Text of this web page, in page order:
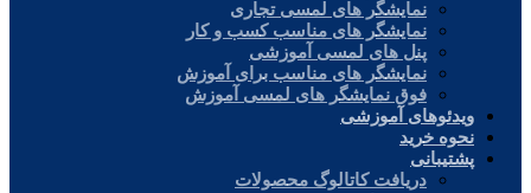
نمایشگر های لمسی تجاری
نمایشگر های مناسب کسب و کار
پنل های لمسی آموزشی
نمایشگر های مناسب برای آموزش
فوق نمایشگر های لمسی آموزش
ویدئوهای آموزشی
نحوه خرید
پشتیبانی
دریافت کاتالوگ محصولات